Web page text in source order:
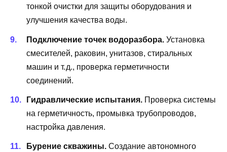
тонкой очистки для защиты оборудования и
улучшения качества воды.
Подключение точек водоразбора. Установка
смесителей, раковин, унитазов, стиральных
машин и т. д., проверка герметичности
соединений.
Гидравлические испытания. Проверка системы
на герметичность, промывка трубопроводов,
настройка давления.
Бурение скважины. Создание автономного